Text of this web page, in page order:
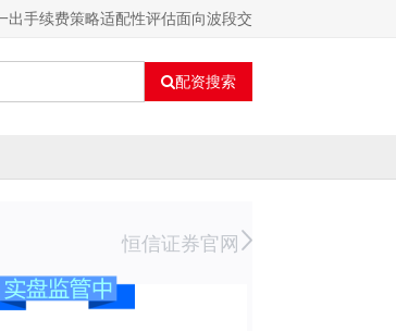
手续费策略适配性评估面向波段交
配资搜索
恒信证券官网